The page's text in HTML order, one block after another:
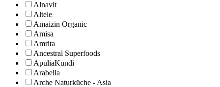
Alnavit
Altele
Amaizin Organic
Amisa
Amrita
Ancestral Superfoods
ApuliaKundi
Arabella
Arche Naturküche - Asia